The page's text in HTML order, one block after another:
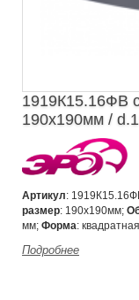
1919К15.16ФВ
190х190мм /
Артикул:
размер: 190х190мм;
мм; Форма:
Подробнее